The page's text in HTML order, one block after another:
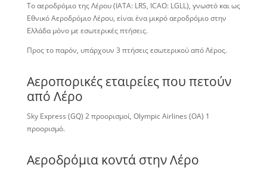
Το αεροδρόμιο της Λέρου (IATA: LRS, ICAO: LGLL), γνωστό και ως
Εθνικό Αεροδρόμιο Λέρου, είναι ένα μικρό αεροδρόμιο στην
Ελλάδα μόνο με εσωτερικές πτήσεις.
Προς το παρόν, υπάρχουν 3 πτήσεις εσωτερικού από Λέρος.
Αεροπορικές εταιρείες που πετούν
από Λέρο
Sky Express (GQ) 2 προορισμοί, Olympic Airlines (OA) 1
προορισμό.
Αεροδρόμια κοντά στην Λέρο